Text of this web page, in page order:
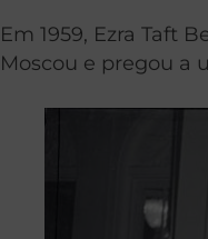
Em 1959, Ezra Taft
Moscou e pregou a